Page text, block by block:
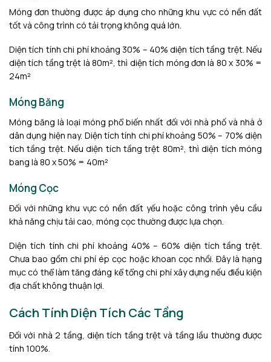
Móng đơn thường được áp dụng cho những khu vực có nền đất
tốt và công trình có tải trọng không quá lớn.
Diện tích tính chi phí khoảng 30% – 40% diện tích tầng trệt. Nếu
diện tích tầng trệt là 80m², thì diện tích móng đơn là 80 x 30% =
24m²
Móng Băng
Móng băng là loại móng phổ biến nhất đối với nhà phố và nhà ở
dân dụng hiện nay. Diện tích tính chi phí khoảng 50% – 70% diện
tích tầng trệt. Nếu diện tích tầng trệt 80m², thì diện tích móng
bang là 80 x 50% = 40m²
Móng Cọc
Đối với những khu vực có nền đất yếu hoặc công trình yêu cầu
khả năng chịu tải cao, móng cọc thường được lựa chọn.
Diện tích tính chi phí khoảng 40% – 60% diện tích tầng trệt.
Chưa bao gồm chi phí ép cọc hoặc khoan cọc nhồi. Đây là hạng
mục có thể làm tăng đáng kể tổng chi phí xây dựng nếu điều kiện
địa chất không thuận lợi.
Cách Tính Diện Tích Các Tầng
Đối với nhà 2 tầng, diện tích tầng trệt và tầng lầu thường được
tính 100%.